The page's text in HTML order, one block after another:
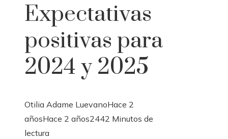
Expectativas
positivas para
2024 y 2025
Otilia Adame LuevanoHace 2
añosHace 2 años2442 Minutos de
lectura